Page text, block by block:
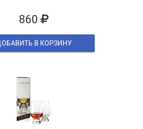
860
В КОРЗИНУ